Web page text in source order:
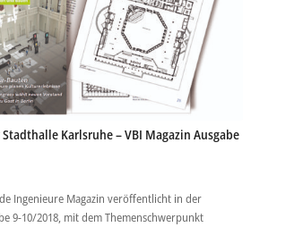
Karlsruhe – VBI Magazin Ausgabe
Ingenieure Magazin veröffentlicht in der
9-10/2018, mit dem Themenschwerpunkt